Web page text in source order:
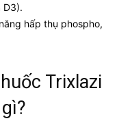
D3).
hấp thụ phospho,
Trixlazi